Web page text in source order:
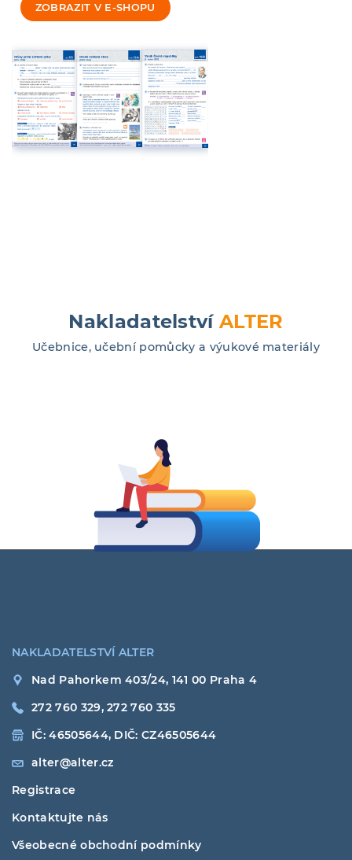
ZOBRAZIT V E-SHOPU
NakladatelstvíALTER
Učebnice, učební pomůcky a výukové materiály
NAKLADATELSTVÍ ALTER
Nad Pahorkem 403/24, 141 00 Praha 4
272 760 329, 272 760 335
IČ: 46505644, DIČ: CZ46505644
alter@alter.cz
Registrace
Kontaktujte nás
Všeobecné obchodní podmínky